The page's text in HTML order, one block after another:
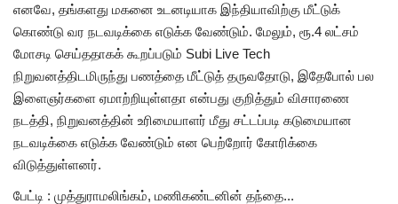
எனவே, தங்களது மகனை உடனடியாக இந்தியாவிற்கு மீட்டுக்
கொண்டு வர நடவடிக்கை எடுக்க வேண்டும். மேலும், ரூ.4 லட்சம்
மோசடி செய்ததாகக் கூறப்படும் Subi Live Tech
நிறுவனத்திடமிருந்து பணத்தை மீட்டுத் தருவதோடு, இதேபோல் பல
இளைஞர்களை ஏமாற்றியுள்ளதா என்பது குறித்தும் விசாரணை
நடத்தி, நிறுவனத்தின் உரிமையாளர் மீது சட்டப்படி கடுமையான
நடவடிக்கை எடுக்க வேண்டும் என பெற்றோர் கோரிக்கை
விடுத்துள்ளனர்.
பேட்டி : முத்துராமலிங்கம், மணிகண்டனின் தந்தை...